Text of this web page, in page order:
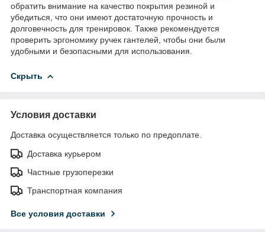
обратить внимание на качество покрытия резиной и
убедиться, что они имеют достаточную прочность и
долговечность для тренировок. Также рекомендуется
проверить эргономику ручек гантелей, чтобы они были
удобными и безопасными для использования.
Скрыть
Условия доставки
Доставка осуществляется только по предоплате.
Доставка курьером
Частные грузоперезки
Транспортная компания
Все условия доставки